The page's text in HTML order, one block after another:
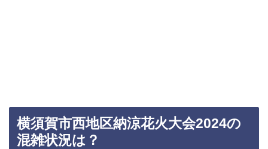
横須賀市西地区納涼花火大会2024の
混雑状況は？